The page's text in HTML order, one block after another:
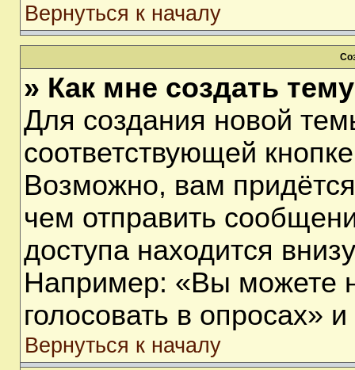
Вернуться к началу
» Как мне создать
Для создания новой
соответствующей
Возможно, вам
чем отправить
доступа находится
Например: «Вы можете
голосовать в опросах» и
Вернуться к началу